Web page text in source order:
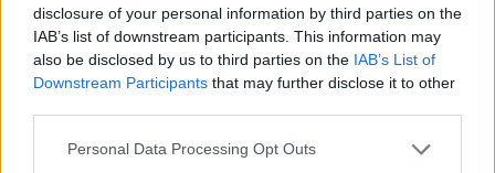
disclosure of your personal information by third parties on the
IAB’s list of downstream participants. This information may
also be disclosed by us to third parties on the IAB’s List of
Downstream Participants that may further disclose it to other
Personal Data Processing Opt Outs
Media: Με ενίσχυση 8 εκατ. ευρώ σε 451 επιχειρήσεις ξεκίνησε το
πρόγραμμα στήριξης- Κάλυψη εισφορών ΕΔΟΕΑΠ